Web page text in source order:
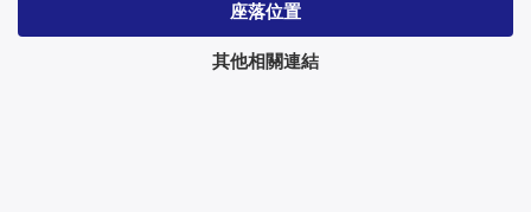
座落位置
其他相關連結